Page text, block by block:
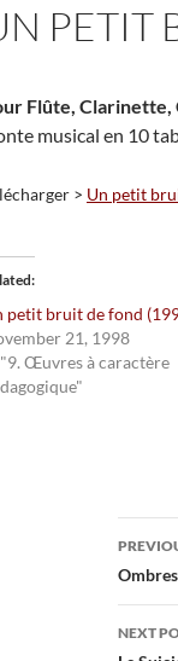
PETIT
Flûte, Clarinette,
musical en 10
> Un petit
petit bruit de fond
21, 1998
Œuvres à caractère
Post
NEXT